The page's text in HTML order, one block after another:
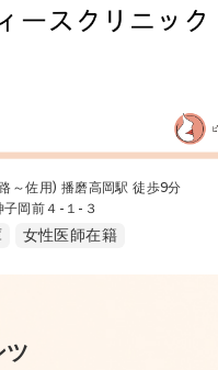
～佐用) 播磨高岡駅 徒歩9分
岡前４-１-３
女性医師在籍